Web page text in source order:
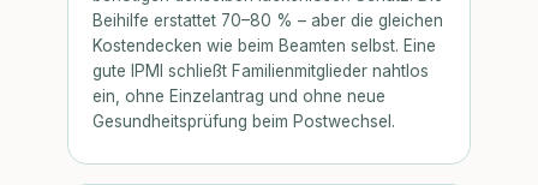
Beihilfe erstattet 70–80 % – aber die gleichen
Kostendecken wie beim Beamten selbst. Eine
gute IPMI schließt Familienmitglieder nahtlos
ein, ohne Einzelantrag und ohne neue
Gesundheitsprüfung beim Postwechsel.